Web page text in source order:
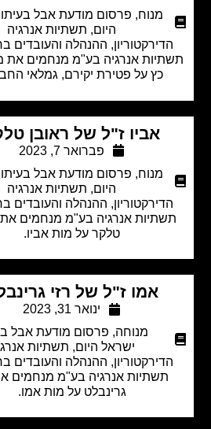
מנוח,
פרסום מודעת אבל בעיתון ישראל
תשתיות אנרגיה
ההנהלה והעובדים בחברת
אנרגיה בע"מ מנחמים את משפחת
כץ על פטירת יקירם, גמלאי החברה.
אביו ז"ל של ראובן טלקר
פברואר 7, 2023
מנוח,
פרסום מודעת אבל בעיתון ישראל
תשתיות אנרגיה
ההנהלה והעובדים בחברת
אנרגיה בע"מ מנחמים את ראובן
טלקר על מות אביו.
אמו ז"ל של רזי גרינבלט
ינואר 31, 2023
מנוחה
פרסום מודעת אבל בעיתון
ישראל היום,תשתיות אנרגיה
ההנהלה והעובדים בחברת
תשתיות אנרגיה בע"מ מנחמים את רזי
גרינבלט על מות אמו.